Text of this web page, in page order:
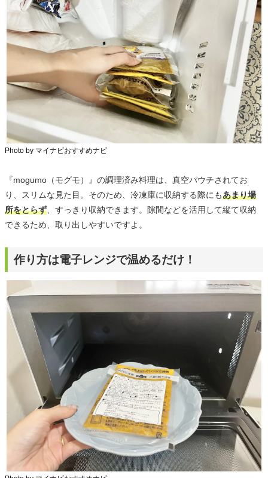
Photo by マイナビおすすめナビ
『mogumo（モグモ）』の調理済み料理は、真空パウチされてお
り、スリムな見た目。そのため、冷凍庫に収納する際にもあまり場
所をとらず 、すっきり収納できます。隙間などを活用して縦て収納
できるため、取り出しやすいですよ。
作り方は電子レンジで温めるだけ！